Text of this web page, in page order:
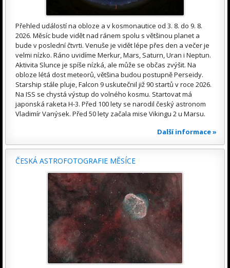
Přehled událostí na obloze a v kosmonautice od 3. 8. do 9. 8.
2026. Měsíc bude vidět nad ránem spolu s většinou planet a
bude v poslední čtvrti. Venuše je vidět lépe přes den a večer je
velmi nízko. Ráno uvidíme Merkur, Mars, Saturn, Uran i Neptun.
Aktivita Slunce je spíše nízká, ale může se občas zvýšit. Na
obloze létá dost meteorů, většina budou postupně Perseidy.
Starship stále pluje, Falcon 9 uskutečnil již 90 startů v roce 2026.
Na ISS se chystá výstup do volného kosmu. Startovat má
japonská raketa H-3. Před 100 lety se narodil český astronom
Vladimír Vanýsek. Před 50 lety začala mise Vikingu 2 u Marsu.
Další informace »
ČESKÁ ASTROFOTOGRAFIE MĚSÍCE